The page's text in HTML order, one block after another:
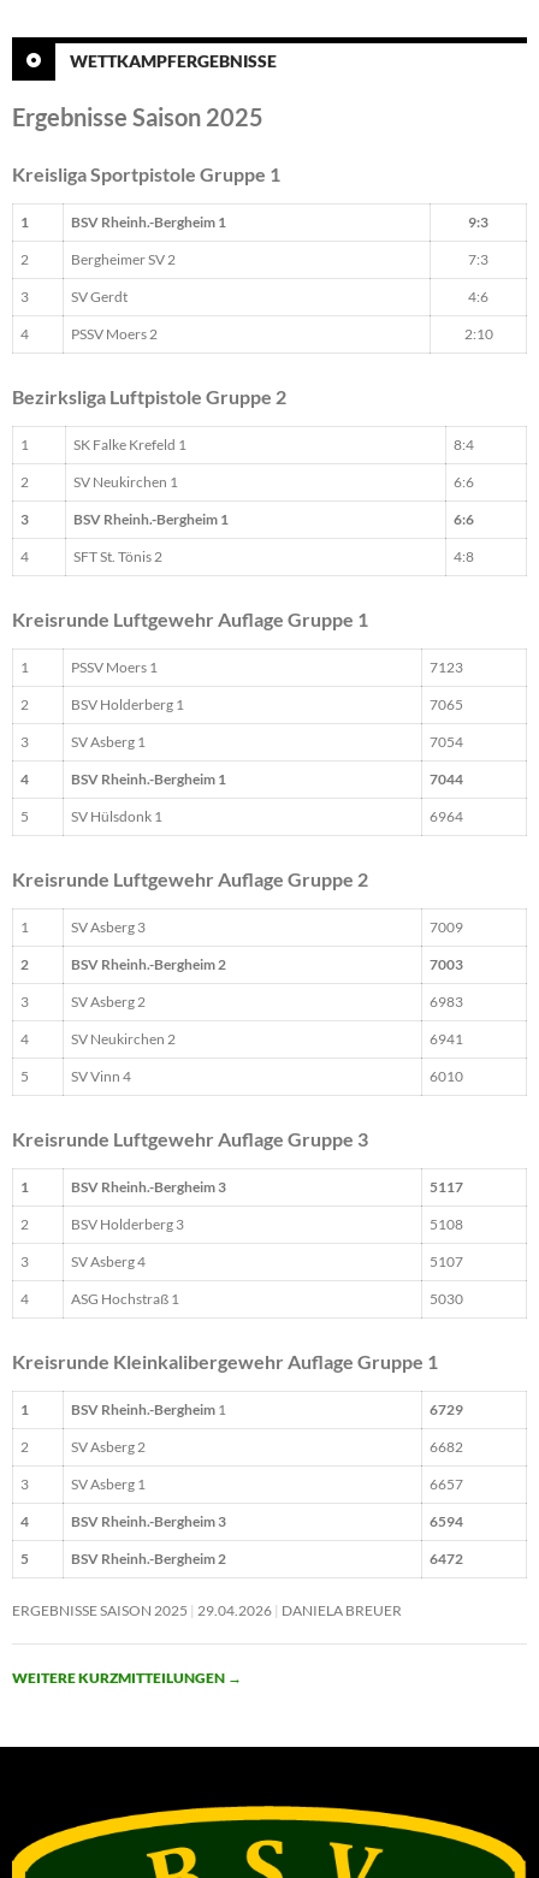
WETTKAMPFERGEBNISSE
Ergebnisse Saison 2025
Kreisliga Sportpistole Gruppe 1
1 BSV Rheinh.-Bergheim 1 9:3
2 Bergheimer SV 2 7:3
3 SV Gerdt 4:6
4 PSSV Moers 2 2:10
Bezirksliga Luftpistole Gruppe 2
1 SK Falke Krefeld 1 8:4
2 SV Neukirchen 1 6:6
3 BSV Rheinh.-Bergheim 1 6:6
4 SFT St. Tönis 2 4:8
Kreisrunde Luftgewehr Auflage Gruppe 1
1 PSSV Moers 1 7123
2 BSV Holderberg 1 7065
3 SV Asberg 1 7054
4 BSV Rheinh.-Bergheim 1 7044
5 SV Hülsdonk 1 6964
Kreisrunde Luftgewehr Auflage Gruppe 2
1 SV Asberg 3 7009
2 BSV Rheinh.-Bergheim 2 7003
3 SV Asberg 2 6983
4 SV Neukirchen 2 6941
5 SV Vinn 4 6010
Kreisrunde Luftgewehr Auflage Gruppe 3
1 BSV Rheinh.-Bergheim 3 5117
2 BSV Holderberg 3 5108
3 SV Asberg 4 5107
4 ASG Hochstraß 1 5030
Kreisrunde Kleinkalibergewehr Auflage Gruppe 1
1 BSV Rheinh.-Bergheim 1 6729
2 SV Asberg 2 6682
3 SV Asberg 1 6657
4 BSV Rheinh.-Bergheim 3 6594
5 BSV Rheinh.-Bergheim 2 6472
ERGEBNISSE SAISON 2025 29.04.2026 DANIELA BREUER
WEITERE KURZMITTEILUNGEN →